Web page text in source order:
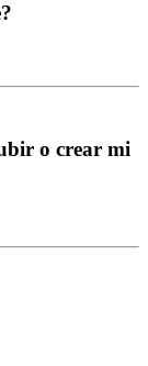
o crear mi